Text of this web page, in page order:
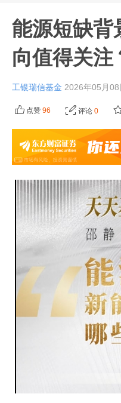
能源短缺背
向值得关注
工银瑞信基金 2026年05月
点赞 96 评论 0